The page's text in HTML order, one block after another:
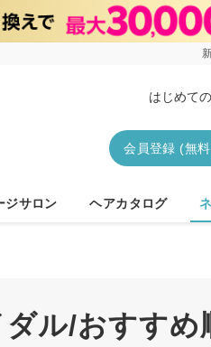
はじめて
会員登録 (無
ジサロン ヘアカタログ
ル/おすす